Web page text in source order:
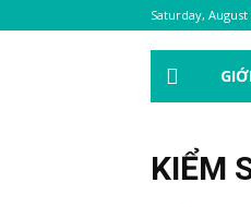
Saturday, August
KIỂM